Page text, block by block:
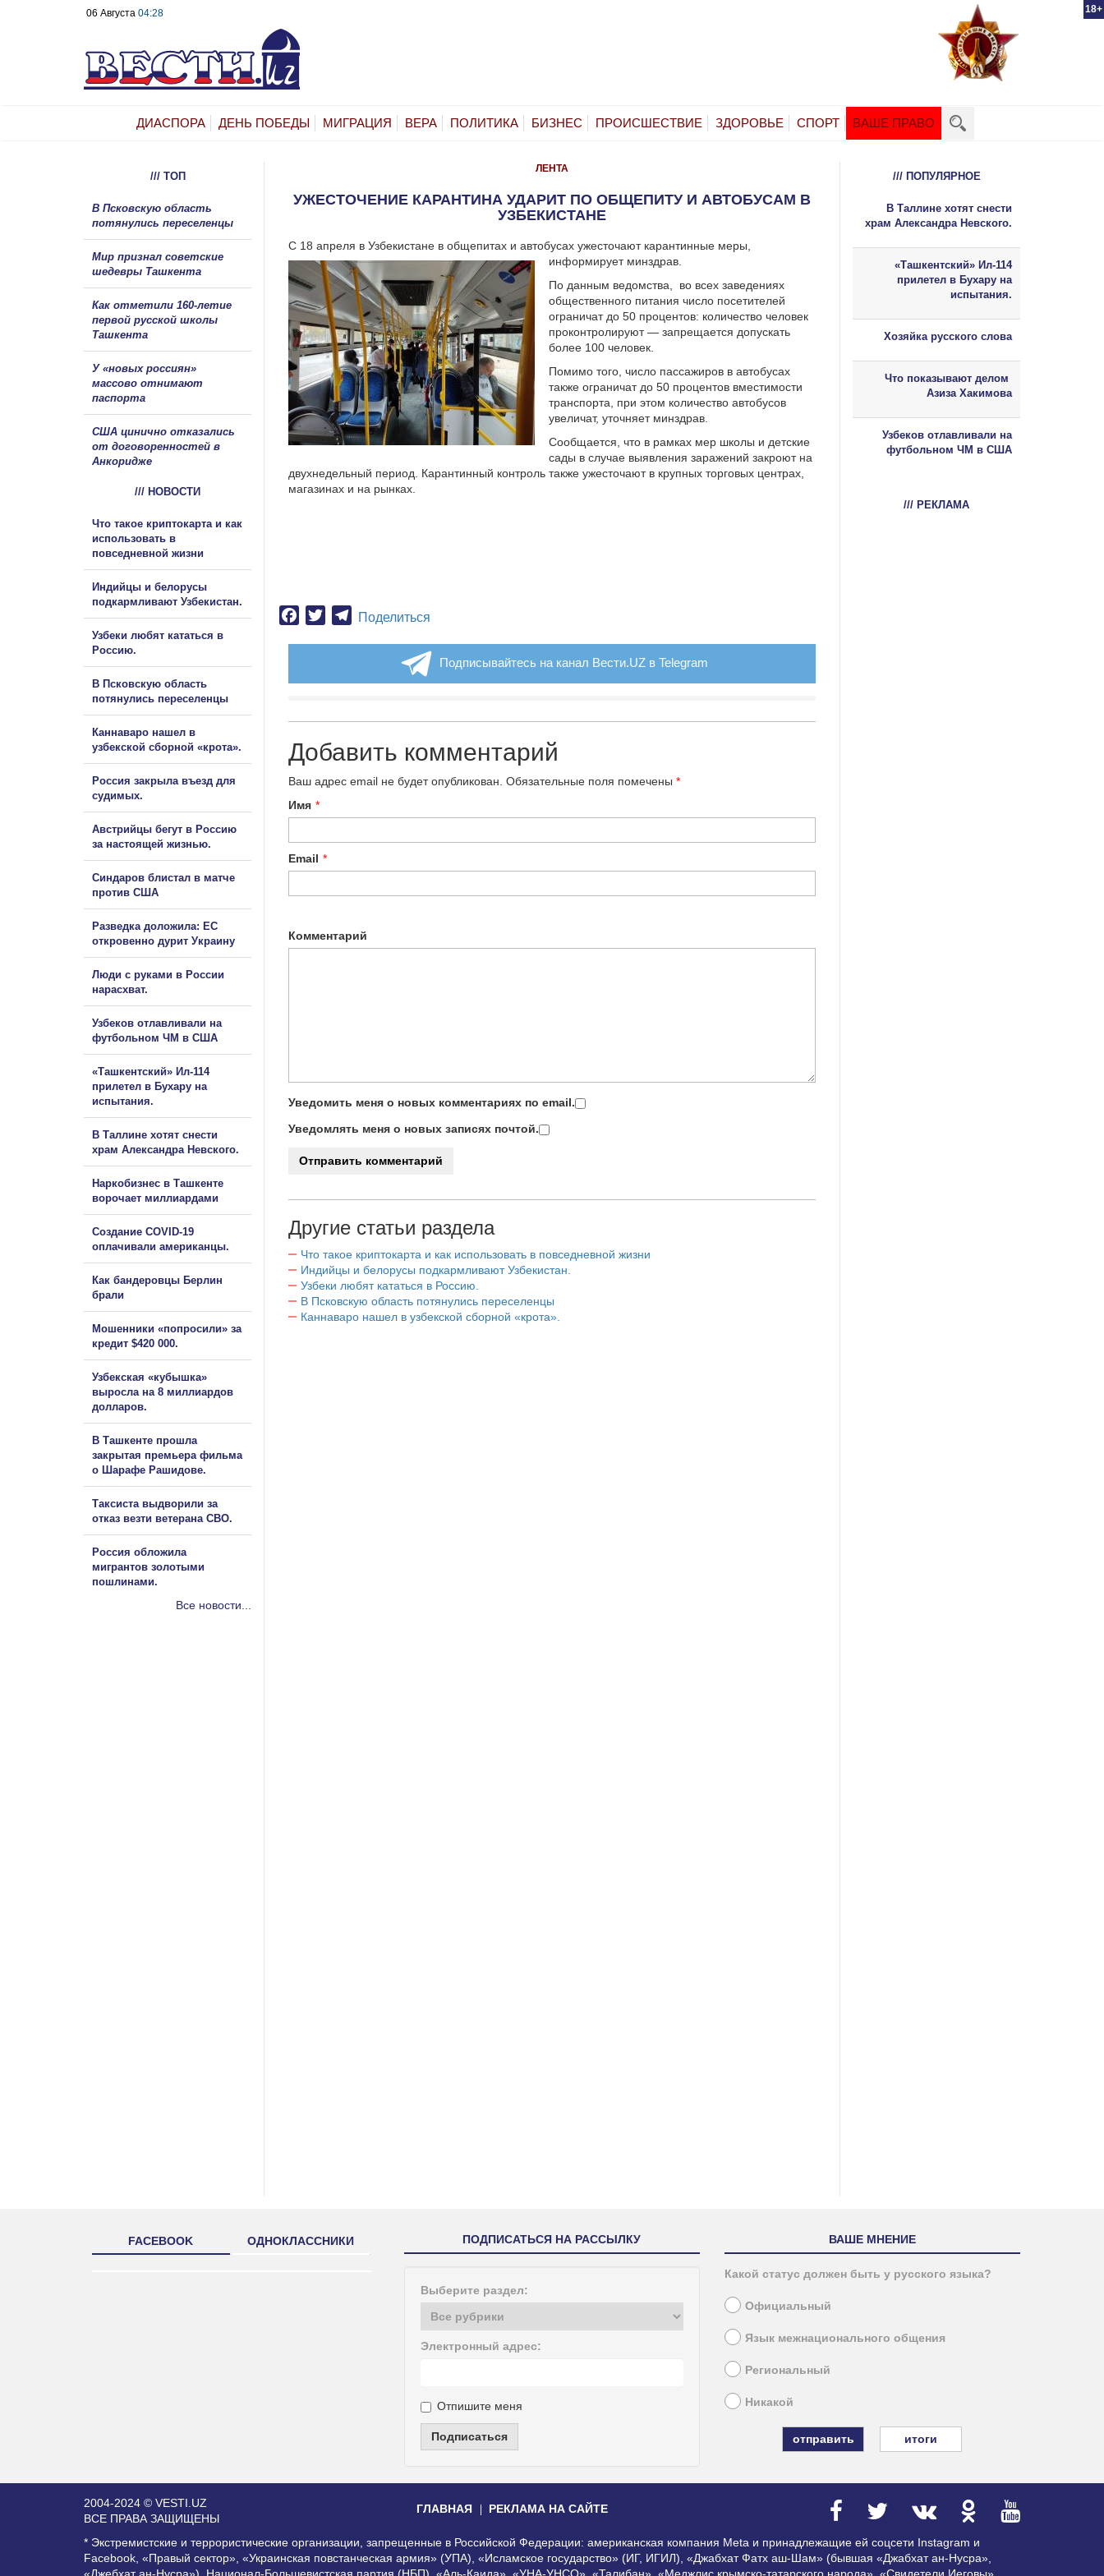
18+
06 Августа 04:28
ДИАСПОРА ДЕНЬ ПОБЕДЫ МИГРАЦИЯ ВЕРА ПОЛИТИКА БИЗНЕС ПРОИСШЕСТВИЕ ЗДОРОВЬЕ СПОРТ ВАШЕ ПРАВО
ЛЕНТА
УЖЕСТОЧЕНИЕ КАРАНТИНА УДАРИТ ПО ОБЩЕПИТУ И АВТОБУСАМ В
УЗБЕКИСТАНЕ
С 18 апреля в Узбекистане в общепитах и автобусах ужесточают карантинные меры,
информирует минздрав.
По данным ведомства, во всех заведениях
общественного питания число посетителей
ограничат до 50 процентов: количество человек
проконтролируют — запрещается допускать
более 100 человек.
Помимо того, число пассажиров в автобусах
также ограничат до 50 процентов вместимости
транспорта, при этом количество автобусов
увеличат, уточняет минздрав.
Сообщается, что в рамках мер школы и детские
сады в случае выявления заражений закроют на
двухнедельный период. Карантинный контроль также ужесточают в крупных торговых центрах,
магазинах и на рынках.
Facebook
TwitterTelegram
Поделиться
Подписывайтесь на канал Вести.UZ в Telegram
Добавить комментарий
Ваш адрес email не будет опубликован. Обязательные поля помечены *
Имя *
Email *
Комментарий
Уведомить меня о новых комментариях по email.
Уведомлять меня о новых записях почтой.
Другие статьи раздела
Что такое криптокарта и как использовать в повседневной жизни
Индийцы и белорусы подкармливают Узбекистан.
Узбеки любят кататься в Россию.
В Псковскую область потянулись переселенцы
Каннаваро нашел в узбекской сборной «крота».
/// ТОП
В Псковскую область
потянулись переселенцы
Мир признал советские
шедевры Ташкента
Как отметили 160-летие
первой русской школы
Ташкента
У «новых россиян»
массово отнимают
паспорта
США цинично отказались
от договоренностей в
Анкоридже
/// НОВОСТИ
Что такое криптокарта и как
использовать в
повседневной жизни
Индийцы и белорусы
подкармливают Узбекистан.
Узбеки любят кататься в
Россию.
В Псковскую область
потянулись переселенцы
Каннаваро нашел в
узбекской сборной «крота».
Россия закрыла въезд для
судимых.
Австрийцы бегут в Россию
за настоящей жизнью.
Синдаров блистал в матче
против США
Разведка доложила: ЕС
откровенно дурит Украину
Люди с руками в России
нарасхват.
Узбеков отлавливали на
футбольном ЧМ в США
«Ташкентский» Ил-114
прилетел в Бухару на
испытания.
В Таллине хотят снести
храм Александра Невского.
Наркобизнес в Ташкенте
ворочает миллиардами
Создание COVID-19
оплачивали американцы.
Как бандеровцы Берлин
брали
Мошенники «попросили» за
кредит $420 000.
Узбекская «кубышка»
выросла на 8 миллиардов
долларов.
В Ташкенте прошла
закрытая премьера фильма
о Шарафе Рашидове.
Таксиста выдворили за
отказ везти ветерана СВО.
Россия обложила
мигрантов золотыми
пошлинами.
Все новости...
/// ПОПУЛЯРНОЕ
В Таллине хотят снести
храм Александра Невского.
«Ташкентский» Ил-114
прилетел в Бухару на
испытания.
Хозяйка русского слова
Что показывают делом
Азиза Хакимова
Узбеков отлавливали на
футбольном ЧМ в США
/// РЕКЛАМА
FACEBOOK ОДНОКЛАССНИКИ ПОДПИСАТЬСЯ НА РАССЫЛКУ
Выберите раздел:
Электронный адрес:
Отпишите меня
Подписаться
ВАШЕ МНЕНИЕ
Какой статус должен быть у русского языка?
Официальный
Язык межнационального общения
Региональный
Никакой
итоги
2004-2024 © VESTI.UZ
ВСЕ ПРАВА ЗАЩИЩЕНЫ
ГЛАВНАЯ РЕКЛАМА НА САЙТЕ
* Экстремистские и террористические организации, запрещенные в Российской Федерации: американская компания Meta и принадлежащие ей соцсети Instagram и
Facebook, «Правый сектор», «Украинская повстанческая армия» (УПА), «Исламское государство» (ИГ, ИГИЛ), «Джабхат Фатх аш-Шам» (бывшая «Джабхат ан-Нусра»,
«Джебхат ан-Нусра»), Национал-Большевистская партия (НБП), «Аль-Каида», «УНА-УНСО», «Талибан», «Меджлис крымско-татарского народа», «Свидетели Иеговы»,